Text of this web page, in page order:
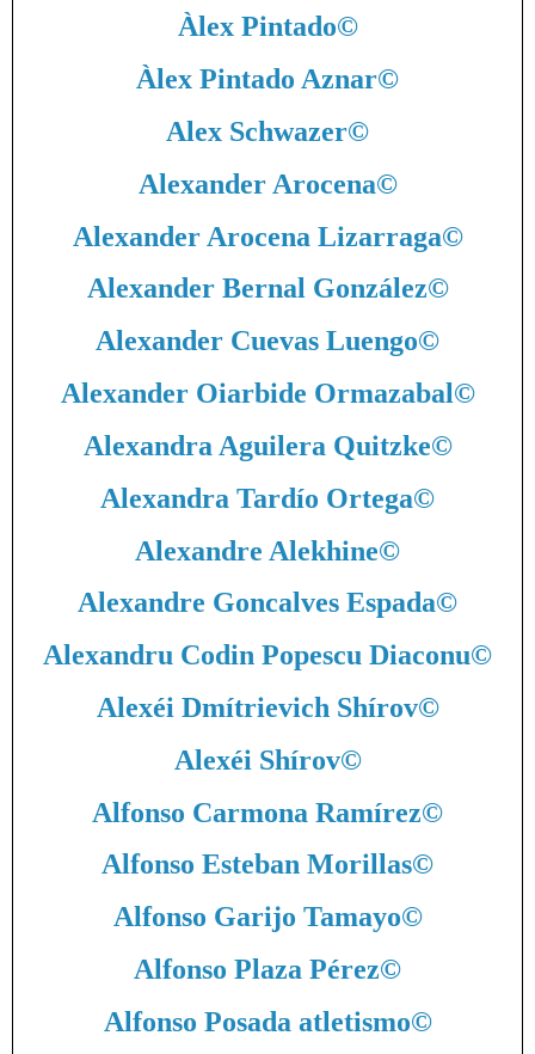
Àlex Pintado©
Àlex Pintado Aznar©
Alex Schwazer©
Alexander Arocena©
Alexander Arocena Lizarraga©
Alexander Bernal González©
Alexander Cuevas Luengo©
Alexander Oiarbide Ormazabal©
Alexandra Aguilera Quitzke©
Alexandra Tardío Ortega©
Alexandre Alekhine©
Alexandre Goncalves Espada©
Alexandru Codin Popescu Diaconu©
Alexéi Dmítrievich Shírov©
Alexéi Shírov©
Alfonso Carmona Ramírez©
Alfonso Esteban Morillas©
Alfonso Garijo Tamayo©
Alfonso Plaza Pérez©
Alfonso Posada atletismo©